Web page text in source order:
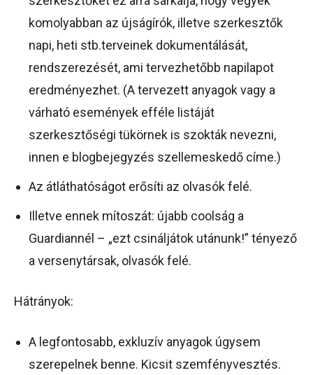
komolyabban az újságírók, illetve szerkesztők
napi, heti stb.terveinek dokumentálását,
rendszerezését, ami tervezhetőbb napilapot
eredményezhet. (A tervezett anyagok vagy a
várható események efféle listáját
szerkesztőségi tükörnek is szokták nevezni,
innen e blogbejegyzés szellemeskedő címe.)
Az átláthatóságot erősíti az olvasók felé.
Illetve ennek mítoszát: újabb coolság a
Guardiannél – „ezt csináljátok utánunk!” tényező
a versenytársak, olvasók felé.
Hátrányok:
A legfontosabb, exkluzív anyagok úgysem
szerepelnek benne. Kicsit szemfényvesztés.